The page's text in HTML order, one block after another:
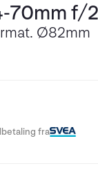
70mm f/
Ø82mm
fra